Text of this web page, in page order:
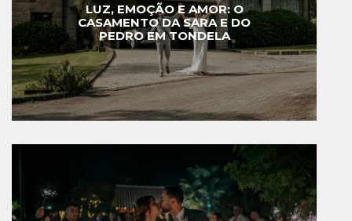
LUZ, EMOÇÃO E AMOR: O
CASAMENTO DA SARA E DO
PEDRO EM TONDELA